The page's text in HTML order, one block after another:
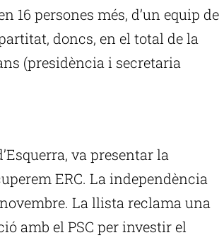
16 persones més, d’un equip de
doncs, en el total de la
(presidència i secretaria
va presentar la
ERC. La independència
La llista reclama una
amb el PSC per investir el